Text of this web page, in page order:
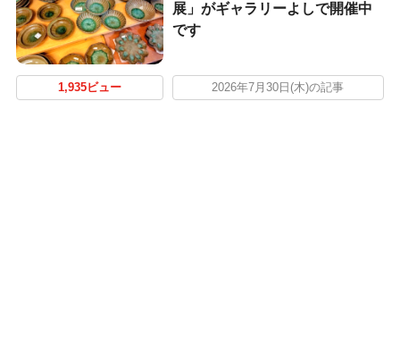
展」がギャラリーよしで開催中
です
1,935ビュー 2026年7月30日(木)の記事